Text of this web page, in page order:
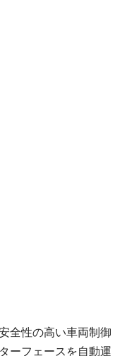
全性の高い車両制御
ーフェースを自動運